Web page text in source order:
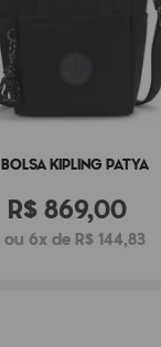
BOLSA KIPLING PATYA
R$869,00
ou 6x de R$ 144,83